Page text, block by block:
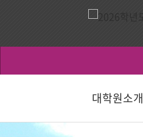
대학원소개